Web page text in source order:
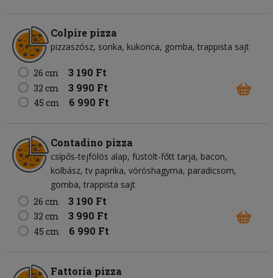
Colpire pizza
pizzaszósz sonka kukorica gomba trappista sajt
26 cm 3 190 Ft
32 cm 3 990 Ft
45 cm 6 990 Ft
Contadino pizza
csípős-tejfölös alap füstölt-főtt tarja bacon
kolbász tv paprika vöröshagyma paradicsom
gomba trappista sajt
26 cm
3 190 Ft
32 cm 3 990 Ft
45 cm 6 990 Ft
Fattoria pizza